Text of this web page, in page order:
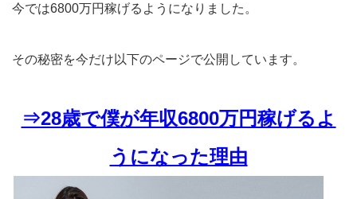
今では6800万円稼げるようになりました。
その秘密を今だけ以下のページで公開しています。
⇒28歳で僕が年収6800万円稼げるよ
うになった理由